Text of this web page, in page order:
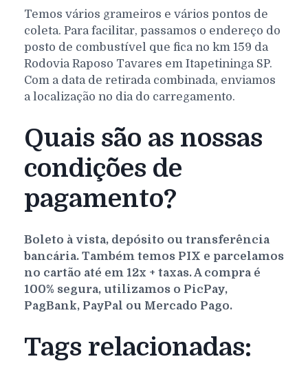
Temos vários grameiros e vários pontos de
coleta. Para facilitar, passamos o endereço do
posto de combustível que fica no km 159 da
Rodovia Raposo Tavares em Itapetininga SP.
Com a data de retirada combinada, enviamos
a localização no dia do carregamento.
Quais são as nossas
condições de
pagamento?
Boleto à vista, depósito ou transferência
bancária. Também temos PIX e parcelamos
no cartão até em 12x + taxas. A compra é
100% segura, utilizamos o PicPay,
PagBank, PayPal ou Mercado Pago.
Tags relacionadas: